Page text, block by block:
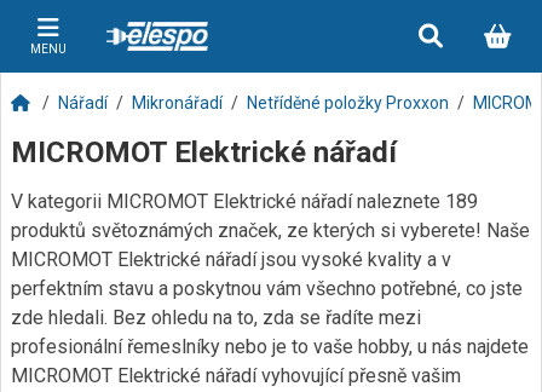
MENU
Nářadí Mikronářadí Netříděné položky Proxxon
MICROMOT Elektrické nářadí
V kategorii MICROMOT Elektrické nářadí naleznete 189
produktů světoznámých značek, ze kterých si vyberete! Naše
MICROMOT Elektrické nářadí jsou vysoké kvality a v
perfektním stavu a poskytnou vám všechno potřebné, co jste
zde hledali. Bez ohledu na to, zda se řadíte mezi
profesionální řemeslníky nebo je to vaše hobby, u nás najdete
MICROMOT Elektrické nářadí vyhovující přesně vašim